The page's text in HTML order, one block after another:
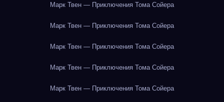
Марк Твен — Приключения Тома Сойера
Марк Твен — Приключения Тома Сойера
Марк Твен — Приключения Тома Сойера
Марк Твен — Приключения Тома Сойера
Марк Твен — Приключения Тома Сойера